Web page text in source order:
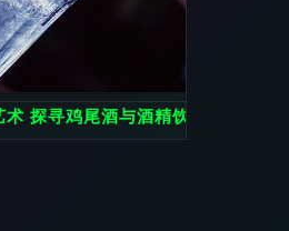
业变革启示
探寻鸡尾酒与酒精饮料的魅力